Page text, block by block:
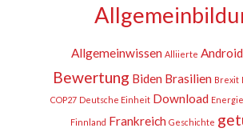
Allgemeinwissen Alliierte Android
Bewertung Biden Brasilien Brexit
COP27 Deutsche Einheit Download
Finnland Frankreich Geschichte